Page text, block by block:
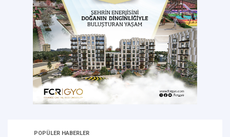
POPÜLER HABERLER